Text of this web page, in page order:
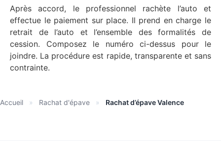
Après accord, le professionnel rachète l’auto et
effectue le paiement sur place. Il prend en charge le
retrait de l’auto et l’ensemble des formalités de
cession. Composez le numéro ci-dessus pour le
joindre. La procédure est rapide, transparente et sans
contrainte.
Accueil » Rachat d'épave » Rachat d’épave Valence